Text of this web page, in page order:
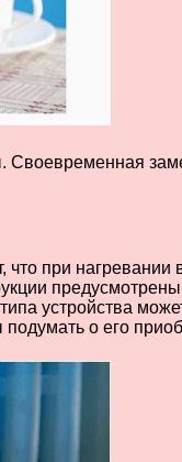
при нагревании
устройства
о его